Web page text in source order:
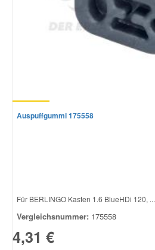
Auspuffgummi 175558
Für BERLINGO Kasten 1.6 BlueHDi 120, ...
Vergleichsnummer: 175558
4,31 €